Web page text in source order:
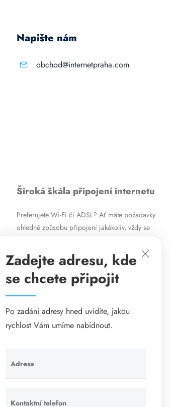
Napište nám
obchod@internetpraha.com
Široká škála připojení internetu
Preferujete Wi-Fi či ADSL? Ať máte požadavky
ohledně způsobu připojení jakékoliv, vždy se
vysokorychlostního ADSL internetu nabízíme
rovněž mobilní internet i levné internetové
připojení prostřednictvím Wi-Fi. Způsob
připojení přizpůsobíme vašim specifickým
Matrace - Purtex.sk
Zadejte adresu, kde
se chcete připojit
Po zadání adresy hned uvidíte, jakou
rychlost Vám umíme nabídnout.
Adresa
Ponechte
toto pole
Kontaktní telefon